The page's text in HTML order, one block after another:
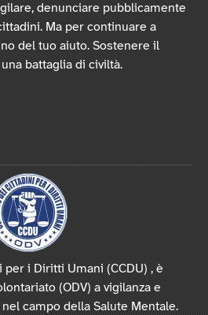
denunciare pubblicamente
Ma per continuare a
del tuo aiuto. Sostenere il
battaglia di civiltà.
i Diritti Umani (CCDU) , è
(ODV) a vigilanza e
campo della Salute Mentale.